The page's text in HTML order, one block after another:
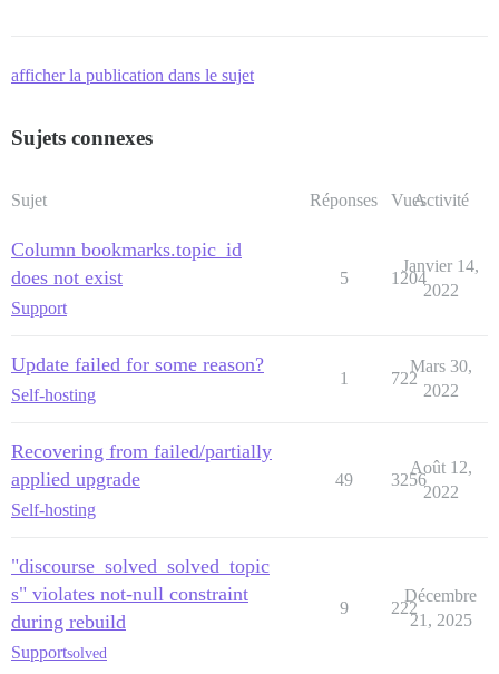
afficher la publication dans le sujet
Sujets connexes
Sujet Réponses VuesActivité
Column bookmarks.topic_id
does not exist
Support
5 1204
Janvier 14,
2022
Update failed for some reason?
Self-hosting
1 722
Mars 30,
2022
Recovering from failed/partially
applied upgrade
Self-hosting
49 3256
Août 12,
2022
"discourse_solved_solved_topic
s" violates not-null constraint
during rebuild
Supportsolved
9 222
Décembre
21, 2025